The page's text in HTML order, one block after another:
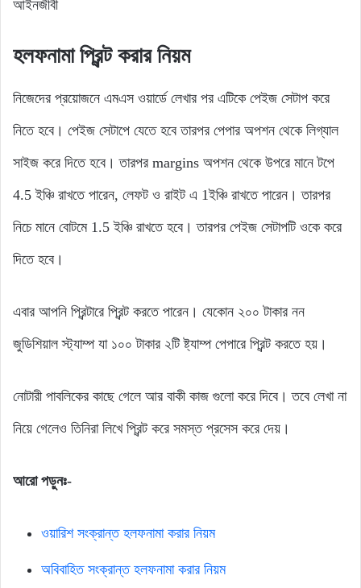
আইনজীবী
হলফনামা প্রিন্ট করার নিয়ম
নিজেদের প্রয়োজনে এমএস ওয়ার্ডে লেখার পর এটিকে পেইজ সেটাপ করে
নিতে হবে। পেইজ সেটাপে যেতে হবে তারপর পেপার অপশন থেকে লিগ্যাল
সাইজ করে দিতে হবে। তারপর margins অপশন থেকে উপরে মানে টপে
4.5 ইঞ্চি রাখতে পারেন, লেফট ও রাইট এ 1ইঞ্চি রাখতে পারেন। তারপর
নিচে মানে বোটমে 1.5 ইঞ্চি রাখতে হবে। তারপর পেইজ সেটাপটি ওকে করে
দিতে হবে।
এবার আপনি প্রিন্টারে প্রিন্ট করতে পারেন। যেকোন ২০০ টাকার নন
জুডিশিয়াল স্ট্যাম্প যা ১০০ টাকার ২টি ষ্ট্যাম্প পেপারে প্রিন্ট করতে হয়।
নোটারী পাবলিকের কাছে গেলে আর বাকী কাজ গুলো করে দিবে। তবে লেখা না
নিয়ে গেলেও তিনিরা লিখে প্রিন্ট করে সমস্ত প্রসেস করে দেয়।
আরো পড়ুনঃ-
ওয়ারিশ সংক্রান্ত হলফনামা করার নিয়ম
অবিবাহিত সংক্রান্ত হলফনামা করার নিয়ম